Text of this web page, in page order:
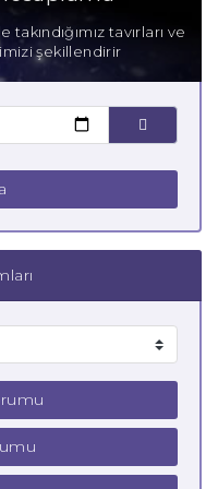
tavırları ve
şekillendirir